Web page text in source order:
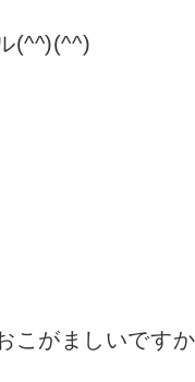
(^^)(^^)
こがましいです